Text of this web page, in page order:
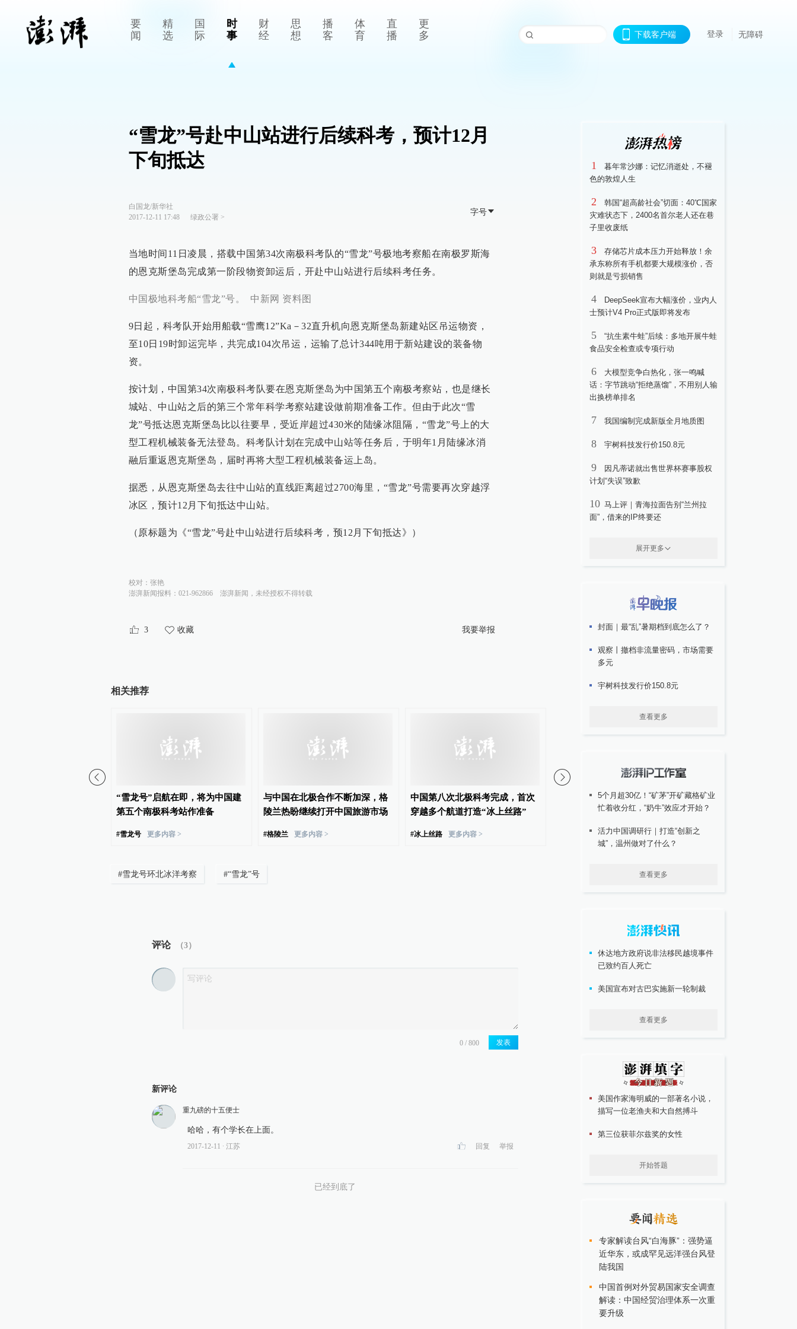
要
闻
精
选
国
际
时
事
财
经
思
想
播
客
体
育
直
播
更
多
下载客户端 登录 无障碍
“雪龙”号赴中山站进行后续科考，预计12月
下旬抵达
白国龙/新华社
2017-12-11 17:48
绿政公署 >
字号
当地时间11日凌晨，搭载中国第34次南极科考队的“雪龙”号极地考察船在南极罗斯海
的恩克斯堡岛完成第一阶段物资卸运后，开赴中山站进行后续科考任务。
中国极地科考船“雪龙”号。 中新网 资料图
9日起，科考队开始用船载“雪鹰12”Ka－32直升机向恩克斯堡岛新建站区吊运物资，
至10日19时卸运完毕，共完成104次吊运，运输了总计344吨用于新站建设的装备物
资。
按计划，中国第34次南极科考队要在恩克斯堡岛为中国第五个南极考察站，也是继长
城站、中山站之后的第三个常年科学考察站建设做前期准备工作。但由于此次“雪
龙”号抵达恩克斯堡岛比以往要早，受近岸超过430米的陆缘冰阻隔，“雪龙”号上的大
型工程机械装备无法登岛。科考队计划在完成中山站等任务后，于明年1月陆缘冰消
融后重返恩克斯堡岛，届时再将大型工程机械装备运上岛。
据悉，从恩克斯堡岛去往中山站的直线距离超过2700海里，“雪龙”号需要再次穿越浮
冰区，预计12月下旬抵达中山站。
（原标题为《“雪龙”号赴中山站进行后续科考，预12月下旬抵达》）
校对： 张艳
澎湃新闻报料：021-962866
澎湃新闻，未经授权不得转载
3 收藏 我要举报
相关推荐
“雪龙号”启航在即，将为中国建
第五个南极科考站作准备
#雪龙号 更多内容 >
与中国在北极合作不断加深，格
陵兰热盼继续打开中国旅游市场
#格陵兰 更多内容 >
中国第八次北极科考完成，首次
穿越多个航道打造“冰上丝路”
#冰上丝路 更多内容 >
专家解读台风“白海豚”：强势逼
近华东，或成罕见远洋强台风登
大熊猫“硗远”因病死亡
#雪龙号环北冰洋考察 #“雪龙”号
评论 （3）
发表
新评论
重九磅的十五便士
哈哈，有个学长在上面。
2017-12-11 ∙ 江苏 回复 举报
已经到底了
1
暮年常沙娜：记忆消逝处，不褪
色的敦煌人生
2
韩国“超高龄社会”切面：40℃国家
灾难状态下，2400名首尔老人还在巷
子里收废纸
3
存储芯片成本压力开始释放！余
承东称所有手机都要大规模涨价，否
则就是亏损销售
4
DeepSeek宣布大幅涨价，业内人
士预计V4 Pro正式版即将发布
5
“抗生素牛蛙”后续：多地开展牛蛙
食品安全检查或专项行动
6
大模型竞争白热化，张一鸣喊
话：字节跳动“拒绝蒸馏”，不用别人输
出换榜单排名
7 我国编制完成新版全月地质图
8 宇树科技发行价150.8元
9
因凡蒂诺就出售世界杯赛事股权
计划“失误”致歉
10 马上评｜青海拉面告别“兰州拉
面”，借来的IP终要还
展开更多
封面｜最“乱”暑期档到底怎么了？
观察丨撤档非流量密码，市场需要
多元
宇树科技发行价150.8元
查看更多
5个月超30亿！“矿茅”开矿藏格矿业
忙着收分红，“奶牛”效应才开始？
活力中国调研行｜打造“创新之
城”，温州做对了什么？
查看更多
休达地方政府说非法移民越境事件
已致约百人死亡
美国宣布对古巴实施新一轮制裁
查看更多
美国作家海明威的一部著名小说，
描写一位老渔夫和大自然搏斗
第三位获菲尔兹奖的女性
开始答题
专家解读台风“白海豚”：强势逼
近华东，或成罕见远洋强台风登
陆我国
中国首例对外贸易国家安全调查
解读：中国经贸治理体系一次重
要升级